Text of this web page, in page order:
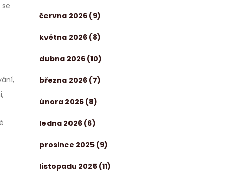
června 2026 (9)
května 2026 (8)
dubna 2026 (10)
března 2026 (7)
února 2026 (8)
ledna 2026 (6)
prosince 2025 (9)
listopadu 2025 (11)